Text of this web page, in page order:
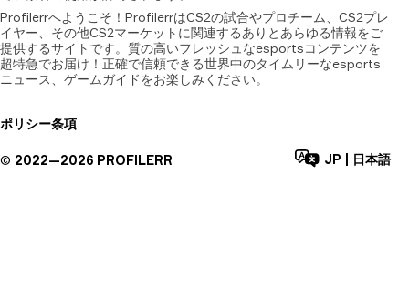
Profilerrへようこそ！ProfilerrはCS2の試合やプロチーム、CS2プレ
イヤー、その他CS2マーケットに関連するありとあらゆる情報をご
提供するサイトです。質の高いフレッシュなesportsコンテンツを
超特急でお届け！正確で信頼できる世界中のタイムリーなesports
ニュース、ゲームガイドをお楽しみください。
ポリシー条項
© 2022—2026 PROFILERR JP 日本語